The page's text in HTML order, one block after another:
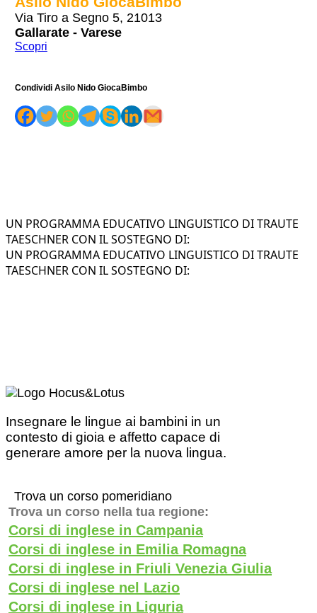
Via Tiro a Segno 5, 21013
Gallarate - Varese
Scopri
Condividi Asilo Nido GiocaBimbo
UN PROGRAMMA EDUCATIVO LINGUISTICO DI TRAUTE
TAESCHNER CON IL SOSTEGNO DI:
UN PROGRAMMA EDUCATIVO LINGUISTICO DI TRAUTE
TAESCHNER CON IL SOSTEGNO DI:
Insegnare le lingue ai bambini in un
contesto di gioia e affetto capace di
generare amore per la nuova lingua.
Trova un corso pomeridiano
Trova un corso nella tua regione:
Corsi di inglese in Campania
Corsi di inglese in Emilia Romagna
Corsi di inglese in Friuli Venezia Giulia
Corsi di inglese nel Lazio
Corsi di inglese in Liguria